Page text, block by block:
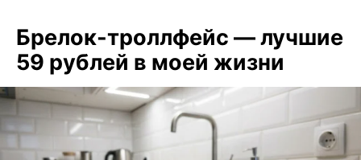
Брелок-троллфейс — лучшие
59 рублей в моей жизни